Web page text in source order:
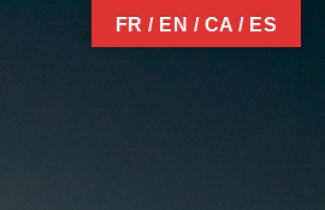
FR / EN / CA / ES